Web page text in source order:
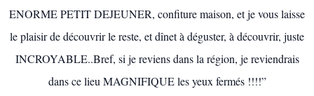
ENORME PETIT DEJEUNER, confiture maison, et je vous laisse
le plaisir de découvrir le reste, et dînet à déguster, à découvrir, juste
INCROYABLE..Bref, si je reviens dans la région, je reviendrais
dans ce lieu MAGNIFIQUE les yeux fermés !!!!”